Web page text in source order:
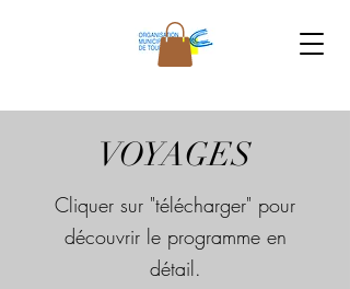
VOYAGES
Cliquer sur "télécharger" pour
découvrir le programme en
détail.